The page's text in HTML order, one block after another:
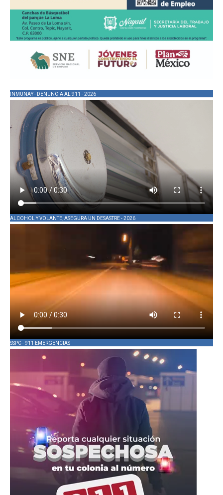
INMUNAY - DENUNCIA AL 911 - 2026
ALCOHOL Y VOLANTE, ASEGURA UN DESASTRE - 2026
SSPC - 911 EMERGENCIAS